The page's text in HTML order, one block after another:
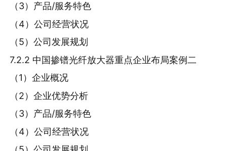
（3）产品/服务特色
（4）公司经营状况
（5）公司发展规划
7.2.2 中国掺镨光纤放大器重点企业布局案例二
（1）企业概况
（2）企业优势分析
（3）产品/服务特色
（4）公司经营状况